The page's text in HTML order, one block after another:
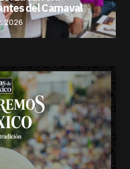
del Carnaval
2026